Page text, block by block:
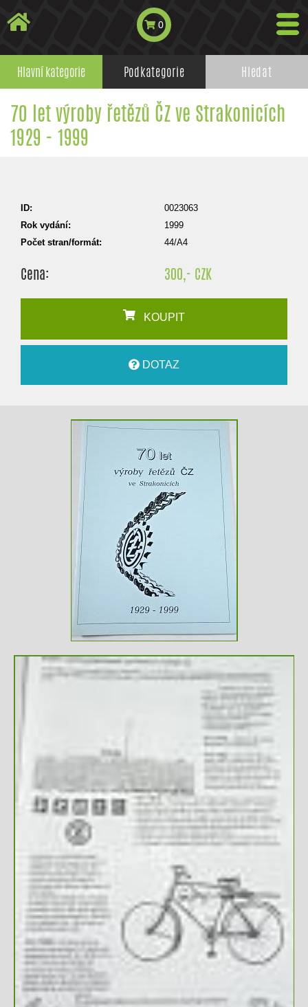
0
Hlavní kategorie Podkategorie Hledat
70 let výroby řetězů ČZ ve Strakonicích
1929 - 1999
ID:
0023063
Rok vydání:
1999
Počet stran/formát:
44/A4
Cena: 300,- CZK
KOUPIT
DOTAZ